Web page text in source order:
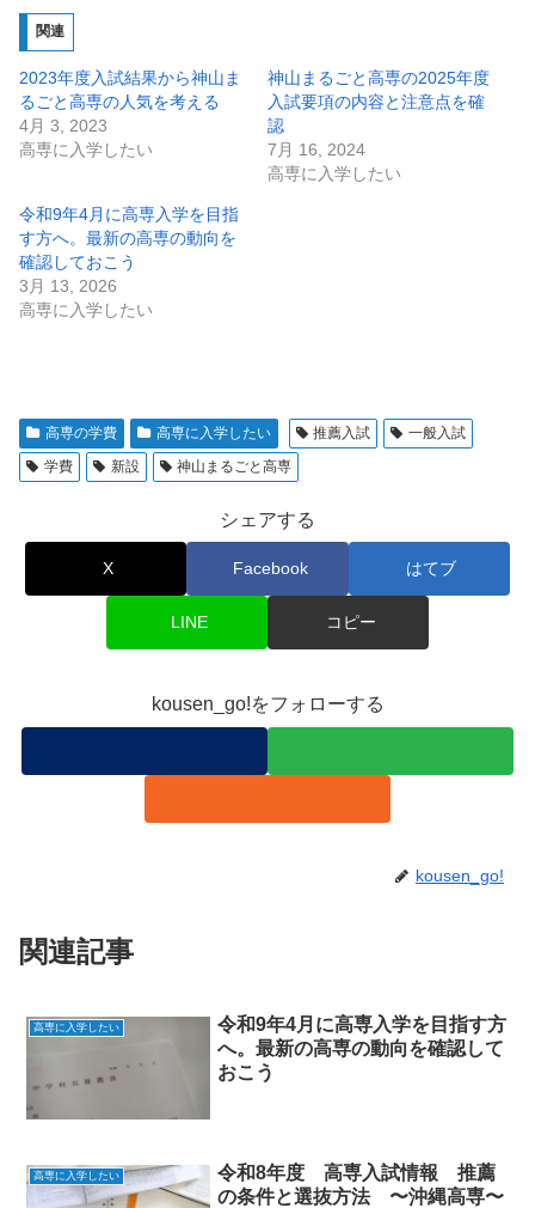
関連
2023年度入試結果から神山ま
るごと高専の人気を考える
4月 3, 2023
高専に入学したい
神山まるごと高専の2025年度
入試要項の内容と注意点を確
認
7月 16, 2024
高専に入学したい
令和9年4月に高専入学を目指
す方へ。最新の高専の動向を
確認しておこう
3月 13, 2026
高専に入学したい
高専の学費 高専に入学したい 推薦入試
一般入試
学費
新設 神山まるごと高専
シェアする
X Facebook はてブ
LINE コピー
kousen_go!をフォローする
kousen_go!
関連記事
高専に入学したい
令和9年4月に高専入学を目指す方
へ。最新の高専の動向を確認して
おこう
高専に入学したい
令和8年度 高専入試情報 推薦
の条件と選抜方法 〜沖縄高専〜